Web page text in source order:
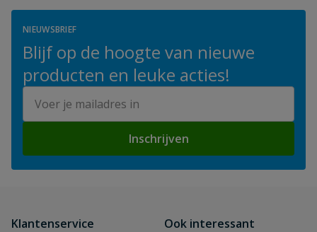
NIEUWSBRIEF
Blijf op de hoogte van nieuwe
producten en leuke acties!
Inschrijven
Klantenservice
Ook interessant